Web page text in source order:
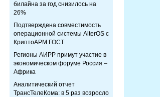
билайна за год снизилось на
26%
Подтверждена совместимость
операционной системы AlterOS с
КриптоАРМ ГОСТ
Регионы АИРР примут участие в
экономическом форуме Россия –
Африка
Аналитический отчет
ТрансТелеКома: в 5 раз возросло